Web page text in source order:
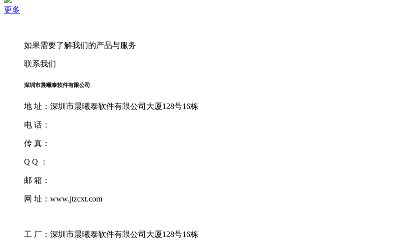
更多
如果需要了解我们的产品与服务
联系我们
深圳市晨曦泰软件有限公司
地 址：深圳市晨曦泰软件有限公司大厦128号16栋
电 话：
传 真：
Q Q ：
邮 箱：
网 址：www.jtzcxt.com
工 厂：深圳市晨曦泰软件有限公司大厦128号16栋